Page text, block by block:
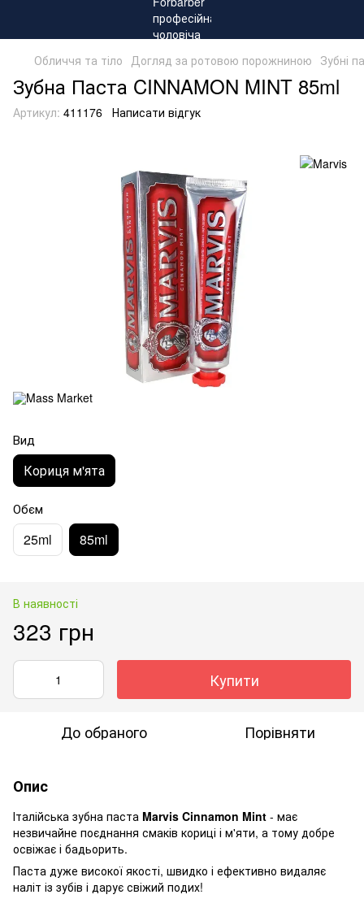
Обличчя та тіло Догляд за ротовою порожниною Зубні
Зубна Паста CINNAMON MINT 85ml
Артикул: 411176 Написати відгук
Вид
Кориця м'ята
Обєм
25ml 85ml
В наявності
323 грн
Купити
До обраного Порівняти
Опис
Італійська зубна паста Marvis Cinnamon Mint - має
незвичайне поєднання смаків кориці і м'яти, а тому добре
освіжає і бадьорить.
Паста дуже високої якості, швидко і ефективно видаляє
наліт із зубів і дарує свіжий подих!